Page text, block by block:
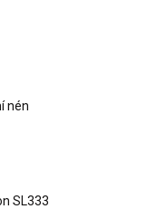
nén
SL333